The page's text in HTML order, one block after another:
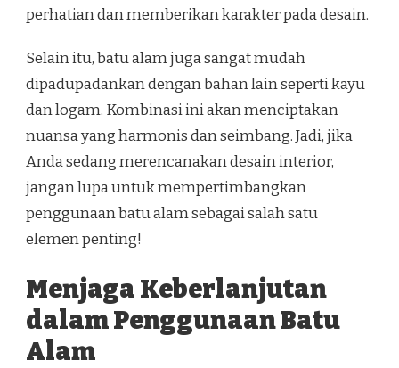
perhatian dan memberikan karakter pada desain.
Selain itu, batu alam juga sangat mudah
dipadupadankan dengan bahan lain seperti kayu
dan logam. Kombinasi ini akan menciptakan
nuansa yang harmonis dan seimbang. Jadi, jika
Anda sedang merencanakan desain interior,
jangan lupa untuk mempertimbangkan
penggunaan batu alam sebagai salah satu
elemen penting!
Menjaga Keberlanjutan
dalam Penggunaan Batu
Alam